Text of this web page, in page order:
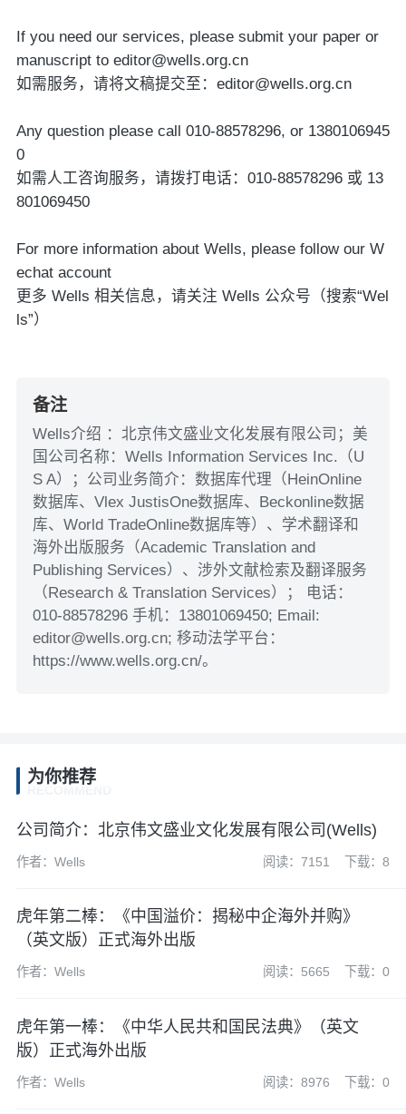
If you need our services, please submit your paper or
manuscript to editor@wells.org.cn
如需服务，请将文稿提交至： editor@wells.org.cn
Any question please call 010-88578296, or 1380106945
0
如需人工咨询服务，请拨打电话： 010-88578296 或 13
801069450
For more information about Wells, please follow our W
echat account
更多 Wells 相关信息，请关注 Wells 公众号（搜索“Wel
ls”）
备注
Wells介绍 ：北京伟文盛业文化发展有限公司；美
国公司名称：Wells Information Services Inc.（U
S A）；公司业务简介：数据库代理（HeinOnline
数据库、Vlex JustisOne数据库、Beckonline数据
库、World TradeOnline数据库等）、学术翻译和
海外出版服务（Academic Translation and
Publishing Services）、涉外文献检索及翻译服务
（Research & Translation Services）； 电话：
010-88578296 手机：13801069450; Email:
editor@wells.org.cn; 移动法学平台：
https://www.wells.org.cn/。
为你推荐
公司简介：北京伟文盛业文化发展有限公司(Wells)
作者：Wells 阅读：7151 下载：8
虎年第二棒：《中国溢价：揭秘中企海外并购》
（英文版）正式海外出版
作者：Wells 阅读：5665 下载：0
虎年第一棒：《中华人民共和国民法典》（英文
版）正式海外出版
作者：Wells 阅读：8976 下载：0